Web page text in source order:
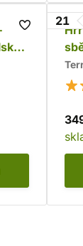
21